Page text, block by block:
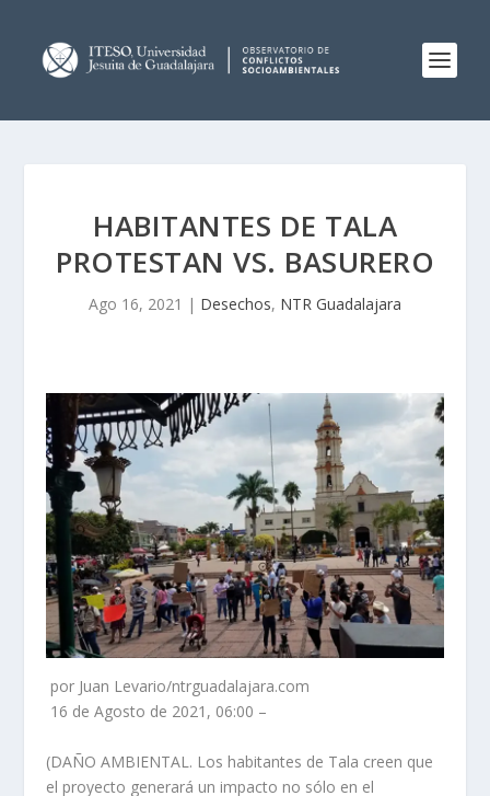
HABITANTES DE TALA
PROTESTAN VS. BASURERO
Ago 16, 2021 | Desechos, NTR Guadalajara
por Juan Levario/ntrguadalajara.com
16 de Agosto de 2021, 06:00 –
(DAÑO AMBIENTAL. Los habitantes de Tala creen que
el proyecto generará un impacto no sólo en el